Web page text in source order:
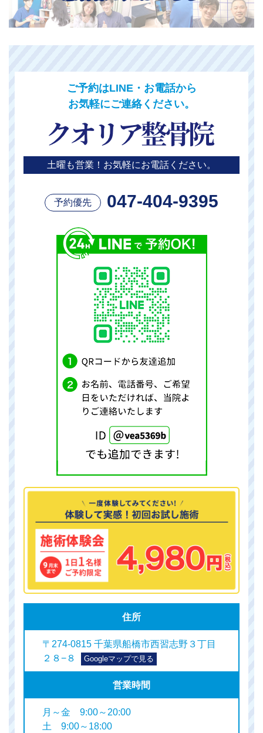
ご予約はLINE・お電話から
お気軽にご連絡ください。
土曜も営業！お気軽にお電話ください。
予約優先 047-404-9395
住所
〒274-0815 千葉県船橋市西習志野３丁目
２８−８
Googleマップで見る
営業時間
月～金 9:00～20:00
土 9:00～18:00